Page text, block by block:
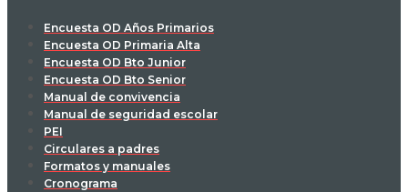
Encuesta OD Años Primarios
Encuesta OD Primaria Alta
Encuesta OD Bto Junior
Encuesta OD Bto Senior
Manual de convivencia
Manual de seguridad escolar
PEI
Circulares a padres
Formatos y manuales
Cronograma